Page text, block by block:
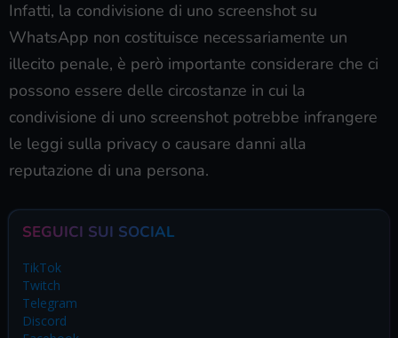
Infatti, la condivisione di uno screenshot su
WhatsApp non costituisce necessariamente un
illecito penale, è però importante considerare che ci
possono essere delle circostanze in cui la
condivisione di uno screenshot potrebbe infrangere
le leggi sulla privacy o causare danni alla
reputazione di una persona.
SEGUICI SUI SOCIAL
TikTok
Twitch
Telegram
Discord